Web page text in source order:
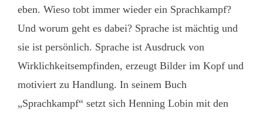
eben. Wieso tobt immer wieder ein Sprachkampf?
Und worum geht es dabei? Sprache ist mächtig und
sie ist persönlich. Sprache ist Ausdruck von
Wirklichkeitsempfinden, erzeugt Bilder im Kopf und
motiviert zu Handlung. In seinem Buch
„Sprachkampf“ setzt sich Henning Lobin mit den